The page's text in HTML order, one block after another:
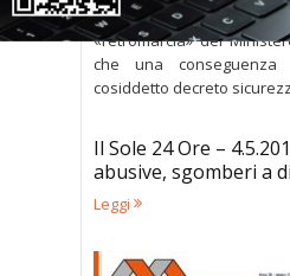
“Quella che è stata
«retromarcia» del
che una
cosiddetto decreto
Il Sole 24 Ore –
abusive, sgomberi a
Leggi